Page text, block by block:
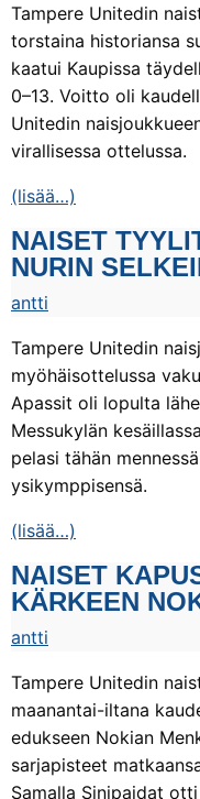
Tampere Unitedin
torstaina historiansa
kaatui Kaupissa
0–13. Voitto oli
Unitedin
virallisessa ottelussa.
(lisää…)
NAISET
NURIN
antti
Tampere Unitedin
myöhäisottelussa
Apassit oli lopulta
Messukylän
pelasi tähän
ysikymppisensä.
(lisää…)
NAISET
KÄRKEEN
antti
Tampere Unitedin
maanantai-iltana
edukseen Nokian
sarjapisteet
Samalla Sinipaidat